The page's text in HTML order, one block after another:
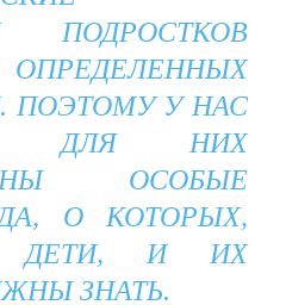
ПОДРОСТКОВ
ПОЭТОМУ У НАС
ДЛЯ НИХ
ОСОБЫЕ
О КОТОРЫХ,
ДЕТИ, И ИХ
ЗНАТЬ.